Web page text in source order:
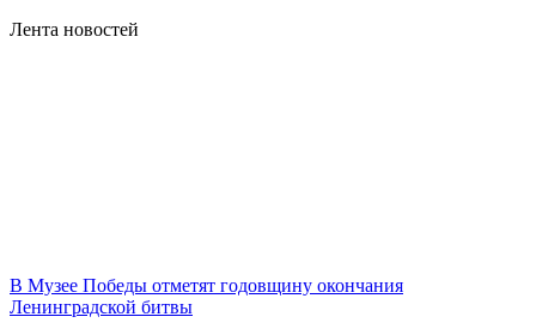
Лента новостей
В Музее Победы отметят годовщину окончания
Ленинградской битвы